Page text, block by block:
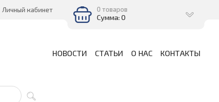
Личный кабинет 0 товаров
Сумма: 0
НОВОСТИ СТАТЬИ О НАС КОНТАКТЫ